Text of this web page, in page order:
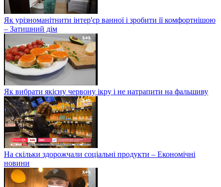
Як урізноманітнити інтер'єр ванної і зробити її комфортнішою
– Затишний дім
Як вибрати якісну червону ікру і не натрапити на фальшиву
На скільки здорожчали соціальні продукти – Економічні
новини